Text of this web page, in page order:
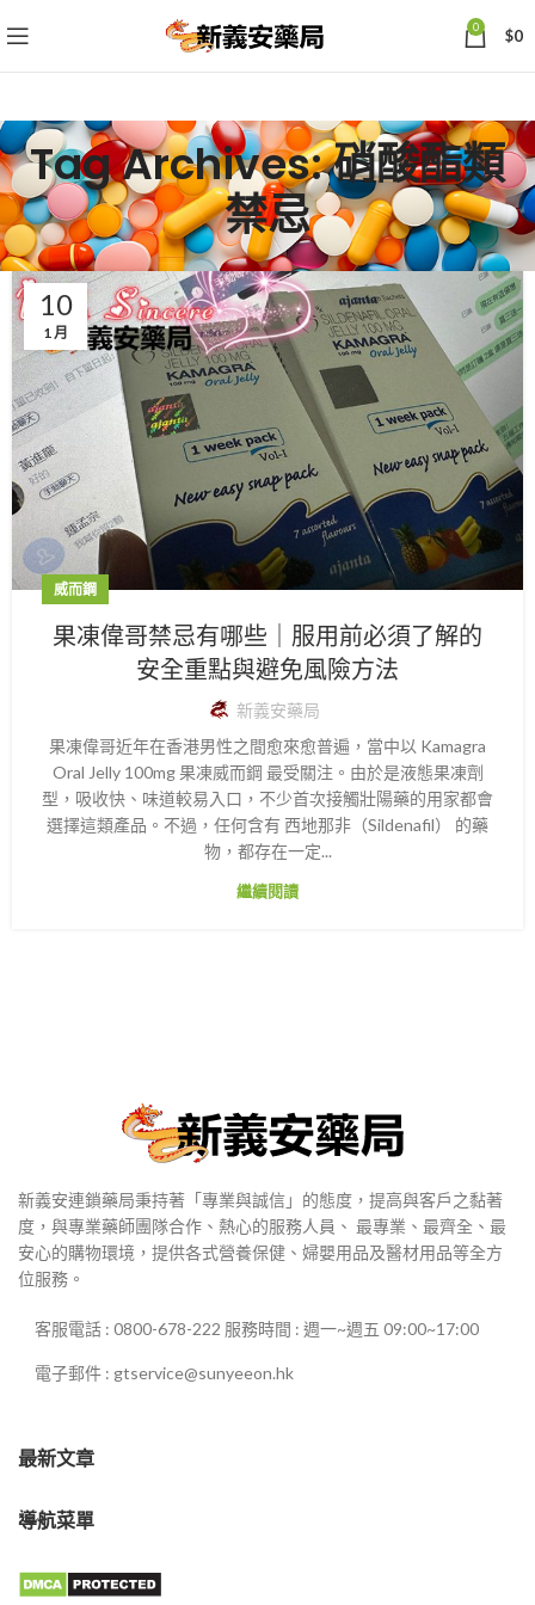
0 $0
Tag Archives: 硝酸酯類
禁忌
10
1 月
威而鋼
果凍偉哥禁忌有哪些｜服用前必須了解的
安全重點與避免風險方法
新義安藥局
果凍偉哥近年在香港男性之間愈來愈普遍，當中以 Kamagra
Oral Jelly 100mg 果凍威而鋼 最受關注。由於是液態果凍劑
型，吸收快、味道較易入口，不少首次接觸壯陽藥的用家都會
選擇這類產品。不過，任何含有 西地那非（Sildenafil） 的藥
物，都存在一定...
繼續閱讀
新義安連鎖藥局秉持著「專業與誠信」的態度，提高與客戶之黏著
度，與專業藥師團隊合作、熱心的服務人員、 最專業、最齊全、最
安心的購物環境，提供各式營養保健、婦嬰用品及醫材用品等全方
位服務。
客服電話 : 0800-678-222 服務時間 : 週一~週五 09:00~17:00
電子郵件 : gtservice@sunyeeon.hk
最新文章
導航菜單